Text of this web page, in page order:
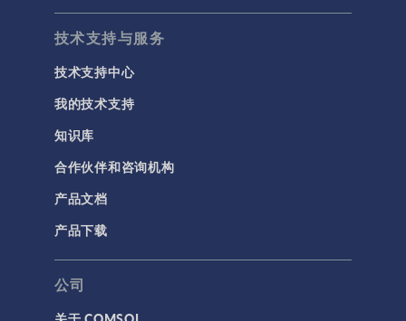
技术支持与服务
技术支持中心
我的技术支持
知识库
合作伙伴和咨询机构
产品文档
产品下载
公司